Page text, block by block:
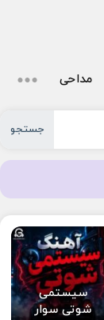
مداحی
جستجو
سیستمی
شوتی سوار